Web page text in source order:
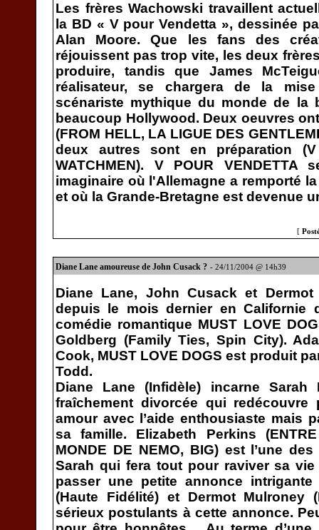
Les frères Wachowski travaillent
la BD « V pour Vendetta », dessinée
Alan Moore. Que les fans des
réjouissent pas trop vite, les deux
produire, tandis que James
réalisateur, se chargera de la
scénariste mythique du monde de la
beaucoup Hollywood. Deux oeuvres
(FROM HELL, LA LIGUE DES
deux autres sont en préparation (V
WATCHMEN). V POUR
imaginaire où l'Allemagne a remporté
et où la Grande-Bretagne est devenue
[
Diane Lane amoureuse de John Cusack ? - 24/11/2004 @ 14h39
Diane Lane, John Cusack et
depuis le mois dernier en Californie
comédie romantique MUST LOVE
Goldberg (Family Ties, Spin City).
Cook, MUST LOVE DOGS est produit
Todd.
Diane Lane (Infidèle) incarne Sarah
fraîchement divorcée qui redécouvre
amour avec l’aide enthousiaste mais
sa famille. Elizabeth Perkins
MONDE DE NEMO, BIG) est l’une
Sarah qui fera tout pour raviver sa
passer une petite annonce
(Haute Fidélité) et Dermot Mulroney
sérieux postulants à cette annonce.